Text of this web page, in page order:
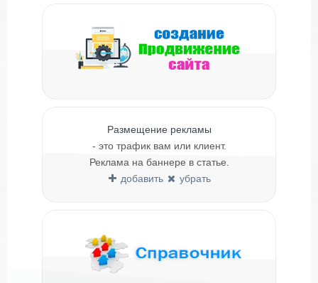
Размещение рекламы
- это трафик вам или клиент.
Реклама на баннере в статье.
добавить
убрать